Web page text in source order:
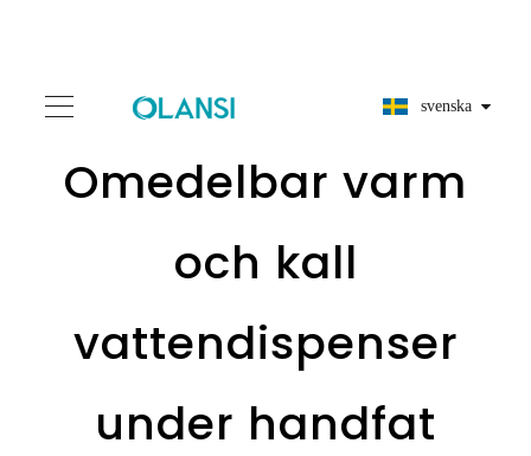
svenska
Omedelbar varm
och kall
vattendispenser
under handfat